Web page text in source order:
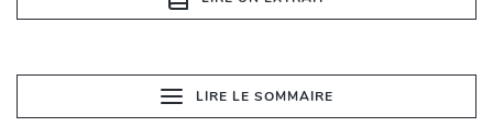
LIRE LE SOMMAIRE